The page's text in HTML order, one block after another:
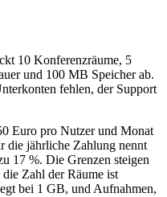
10 Konferenzräume, 5
und 100 MB Speicher ab.
fehlen, der Support
Euro pro Nutzer und Monat
die jährliche Zahlung nennt
17 %. Die Grenzen steigen
Zahl der Räume ist
bei 1 GB, und Aufnahmen,